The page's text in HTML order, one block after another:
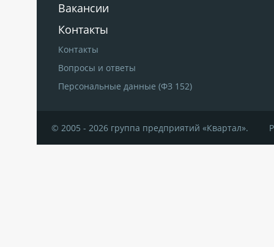
Вакансии
Контакты
Контакты
Вопросы и ответы
Персональные данные (ФЗ 152)
© 2005 - 2026 группа предприятий «Квартал».